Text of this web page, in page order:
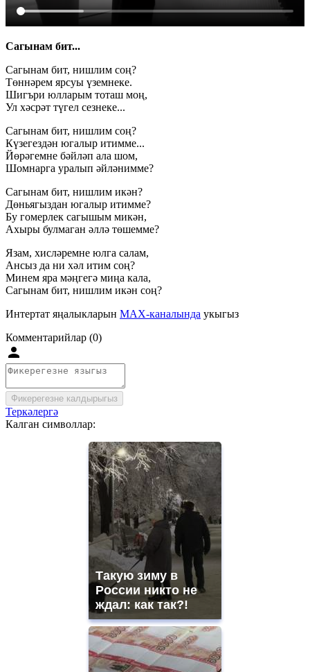
Сагынам бит...
Сагынам бит, нишлим соң?
Төннәрем ярсуы үземнеке.
Шигъри юлларым тоташ моң,
Ул хәсрәт түгел сезнеке...
Сагынам бит, нишлим соң?
Күзегездән югалыр итимме...
Йөрәгемне бәйләп ала шом,
Шомнарга уралып әйләнимме?
Сагынам бит, нишлим икән?
Дөньягыздан югалыр итимме?
Бу гомерлек сагышым микән,
Ахыры булмаган әллә төшемме?
Язам, хисләремне юлга салам,
Ансыз да ни хәл итим соң?
Минем яра мәңгегә миңа кала,
Сагынам бит, нишлим икән соң?
Интертат яңалыкларын MAX-каналында укыгыз
Комментарийлар (0)
Фикерегезне калдырыгыз
Теркәлергә
Калган символлар:
Такую зиму в
России никто не
ждал: как так?!